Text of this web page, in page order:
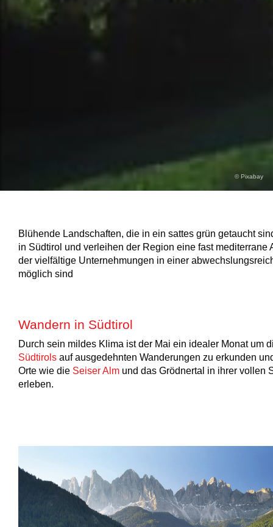
© Pixabay
Blühende Landschaften, die in ein sattes grün getaucht
in Südtirol und verleihen der Region eine fast mediterrane
der vielfältige Unternehmungen in einer
möglich sind
Wandern in Südtirol
Durch sein mildes Klima ist der Mai ein idealer Monat um
Südtirols auf ausgedehnten Wanderungen zu erkunden
Orte wie die Seiser Alm und das Grödnertal in ihrer vollen
erleben.